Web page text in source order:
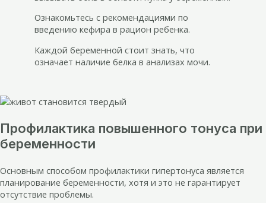
Ознакомьтесь с рекомендациями по
введению кефира в рацион ребенка.
Каждой беременной стоит знать, что
означает наличие белка в анализах мочи.
Профилактика повышенного тонуса при
беременности
Основным способом профилактики гипертонуса является
планирование беременности, хотя и это не гарантирует
отсутствие проблемы.